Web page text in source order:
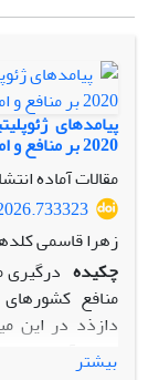
پیامدهای
2020 بر منافع و امنیت ملی ایران (مطالعه موردی کریدور زنگه‌زور)
مقالات آماده
زهرا قاسمی
چکیده درگیری
منافع
دازذد در این
بالقوه آن
بیشتر